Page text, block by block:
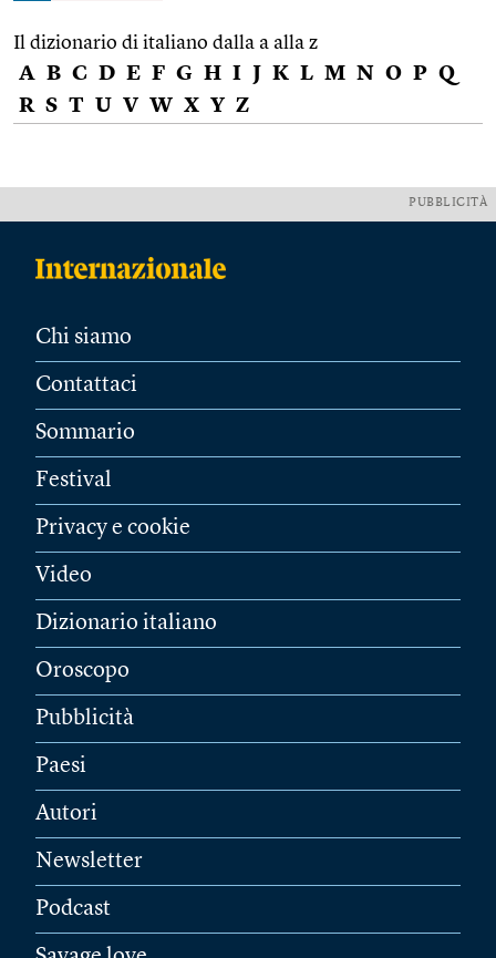
Il dizionario di italiano dalla a alla z
A B C D E F G H I J K L M N O P Q
R S T U V W X Y Z
PUBBLICITÀ
Chi siamo
Contattaci
Sommario
Festival
Privacy e cookie
Video
Dizionario italiano
Oroscopo
Pubblicità
Paesi
Autori
Newsletter
Podcast